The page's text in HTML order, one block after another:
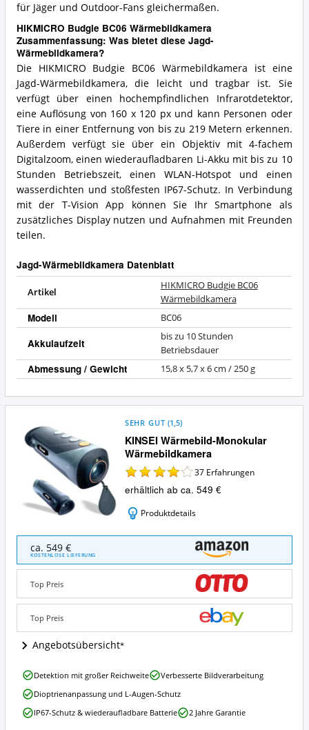
für Jäger und Outdoor-Fans gleichermaßen.
HIKMICRO Budgie BC06 Wärmebildkamera
Zusammenfassung: Was bietet diese Jagd-
Wärmebildkamera?
Die HIKMICRO Budgie BC06 Wärmebildkamera ist eine
Jagd-Wärmebildkamera, die leicht und tragbar ist. Sie
verfügt über einen hochempfindlichen Infrarotdetektor,
eine Auflösung von 160 x 120 px und kann Personen oder
Tiere in einer Entfernung von bis zu 219 Metern erkennen.
Außerdem verfügt sie über ein Objektiv mit 4-fachem
Digitalzoom, einen wiederaufladbaren Li-Akku mit bis zu 10
Stunden Betriebszeit, einen WLAN-Hotspot und einen
wasserdichten und stoßfesten IP67-Schutz. In Verbindung
mit der T-Vision App können Sie Ihr Smartphone als
zusätzliches Display nutzen und Aufnahmen mit Freunden
teilen.
Jagd-Wärmebildkamera Datenblatt
Artikel
HIKMICRO Budgie BC06
Wärmebildkamera
Modell BC06
Akkulaufzeit
bis zu 10 Stunden
Betriebsdauer
Abmessung / Gewicht 15,8 x 5,7 x 6 cm / 250 g
KINSEI Wärmebild-Monokular
Wärmebildkamera
SEHR GUT (1,5)
37 Erfahrungen
erhältlich ab ca. 549 €
Produktdetails
Wärmebild-
Monokular
Wärmebildkamera
Angebote:
Wo
diese
Jagd-
Wärmebildkamera
ca. 549 €
KOSTENLOSE LIEFERUNG
Top Preis
Top Preis
Angebotsübersicht
KINSEI
Wärmebild-
Monokular
Wärmebildkamera
Vorteile:
Detektion mit großer Reichweite
Verbesserte Bildverarbeitung
Dioptrienanpassung und L-Augen-Schutz
IP67-Schutz & wiederaufladbare Batterie
2 Jahre Garantie